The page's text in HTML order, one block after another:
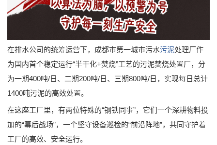
在排水公司的统筹运营下，成都市第一城市污水污泥处理厂作
为国内首个稳定运行“半干化+焚烧”工艺的污泥焚烧处置厂，分
为一期400吨/日、二期200吨/日、三期800吨/日，实现每日总计
1400吨污泥的高效处置。
在这座工厂里，有两位特殊的“钢铁同事”，它们一个深耕物料投
加的“幕后战场”，一个坚守设备巡检的“前沿阵地”，共同守护着
工厂的高效、安全运行。